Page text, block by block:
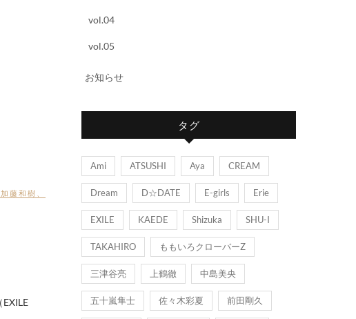
加藤和樹
vol.04
vol.05
お知らせ
タグ
Ami ATSUSHI Aya CREAM
Dream D☆DATE E-girls Erie
EXILE KAEDE Shizuka SHU-I
TAKAHIRO ももいろクローバーZ
三津谷亮 上鶴徹 中島美央
五十嵐隼士 佐々木彩夏 前田剛久